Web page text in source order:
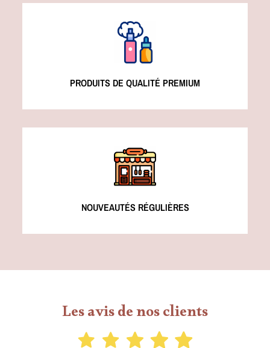
PRODUITS DE QUALITÉ PREMIUM
NOUVEAUTÉS RÉGULIÈRES
Les avis de nos clients